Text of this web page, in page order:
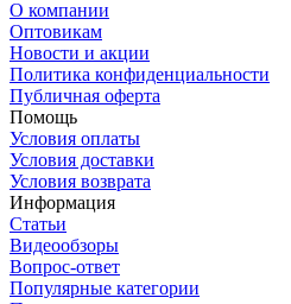
О компании
Оптовикам
Новости и акции
Политика конфиденциальности
Публичная оферта
Помощь
Условия оплаты
Условия доставки
Условия возврата
Информация
Статьи
Видеообзоры
Вопрос-ответ
Популярные категории